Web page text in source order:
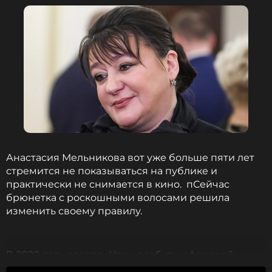
Анастасию МельниковуТeleprogramma.Рro.
Фото: ИТАР-ТАСС/ Валерий Матыцин
Смотрите нас в Likee, чтобы
оставаться в курсе событий
ПОДПИСАТЬСЯ
ССЫЛКА
Анастасия Мельникова вот уже больше пяти лет
стремится не показываться на публике и
практически не снимается в кино. пСейчас
брюнетка с роскошными волосами решила
изменить своему правилу.
В 2020 году звезда «Улиц разбитых фонарей»
заразилась коронавирусом и тяжело перенесла